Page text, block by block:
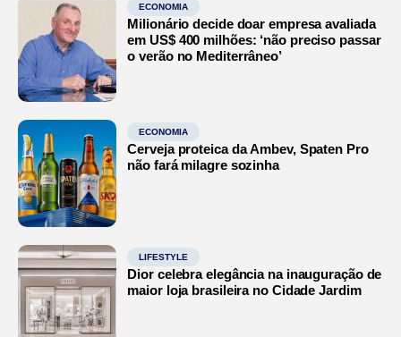
ECONOMIA
Milionário decide doar empresa avaliada
em US$ 400 milhões: ‘não preciso passar
o verão no Mediterrâneo’
ECONOMIA
Cerveja proteica da Ambev, Spaten Pro
não fará milagre sozinha
LIFESTYLE
Dior celebra elegância na inauguração de
maior loja brasileira no Cidade Jardim